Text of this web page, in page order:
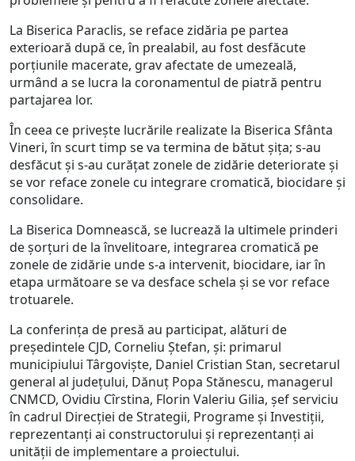
La Biserica Paraclis, se reface zidăria pe partea
exterioară după ce, în prealabil, au fost desfăcute
porțiunile macerate, grav afectate de umezeală,
urmând a se lucra la coronamentul de piatră pentru
partajarea lor.
În ceea ce privește lucrările realizate la Biserica Sfânta
Vineri, în scurt timp se va termina de bătut șița; s-au
desfăcut și s-au curățat zonele de zidărie deteriorate și
se vor reface zonele cu integrare cromatică, biocidare și
consolidare.
La Biserica Domnească, se lucrează la ultimele prinderi
de șorțuri de la învelitoare, integrarea cromatică pe
zonele de zidărie unde s-a intervenit, biocidare, iar în
etapa următoare se va desface schela și se vor reface
trotuarele.
La conferința de presă au participat, alături de
președintele CJD, Corneliu Ștefan, și: primarul
municipiului Târgoviște, Daniel Cristian Stan, secretarul
general al județului, Dănuț Popa Stănescu, managerul
CNMCD, Ovidiu Cîrstina, Florin Valeriu Gilia, șef serviciu
în cadrul Direcției de Strategii, Programe și Investiții,
reprezentanți ai constructorului și reprezentanți ai
unității de implementare a proiectului.